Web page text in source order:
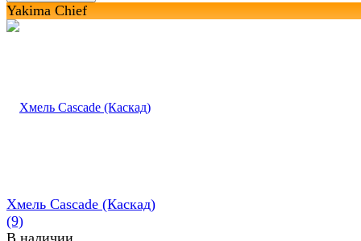
Yakima Chief
Хмель Cascade (Каскад)
(9)
В наличии